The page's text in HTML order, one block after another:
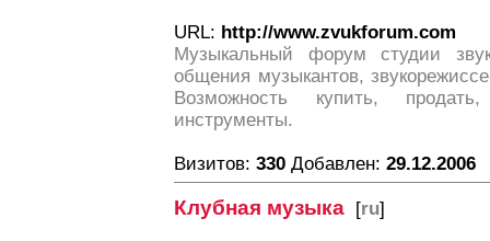
URL: http://www.zvukforum.com
Музыкальный форум студии
общения музыкантов,
Возможность купить,
инструменты.
Визитов: 330 Добавлен: 29.12.2006
Клубная музыка [ru]